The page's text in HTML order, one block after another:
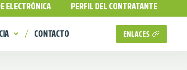
ELECTRÓNICA PERFIL DEL CONTRATANTE
CONTACTO ENLACES